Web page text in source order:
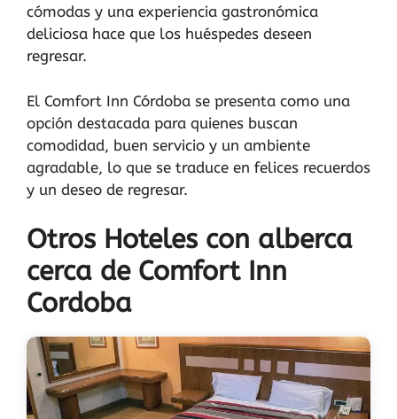
cómodas y una experiencia gastronómica
deliciosa hace que los huéspedes deseen
regresar.
El Comfort Inn Córdoba se presenta como una
opción destacada para quienes buscan
comodidad, buen servicio y un ambiente
agradable, lo que se traduce en felices recuerdos
y un deseo de regresar.
Otros Hoteles con alberca
cerca de Comfort Inn
Cordoba